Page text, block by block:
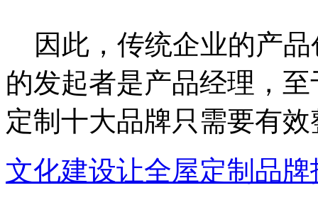
因此，传统企业的产品
的发起者是产品经理，
定制十大品牌只需要有
文化建设让全屋定制品